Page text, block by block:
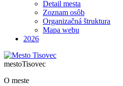
Detail mesta
Zoznam osôb
Organizačná štruktura
Mapa webu
2026
mestoTisovec
O meste